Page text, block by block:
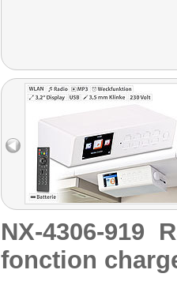
NX-4306-919
fonction